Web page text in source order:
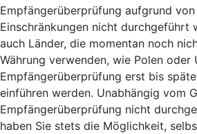
Empfängerüberprüfung aufgrund
Einschränkungen nicht durchgeführt
auch Länder, die momentan noch
Währung verwenden, wie Polen oder
Empfängerüberprüfung erst bis
einführen werden. Unabhängig vom
Empfängerüberprüfung nicht
haben Sie stets die Möglichkeit,